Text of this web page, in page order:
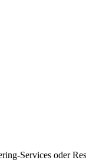
Services oder